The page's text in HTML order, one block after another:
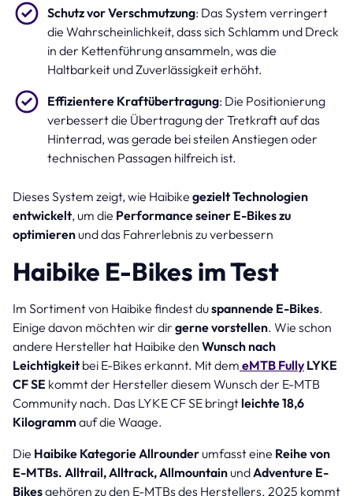
Schutz vor Verschmutzung: Das System verringert
die Wahrscheinlichkeit, dass sich Schlamm und Dreck
in der Kettenführung ansammeln, was die
Haltbarkeit und Zuverlässigkeit erhöht.
Effizientere Kraftübertragung: Die Positionierung
verbessert die Übertragung der Tretkraft auf das
Hinterrad, was gerade bei steilen Anstiegen oder
technischen Passagen hilfreich ist.
Dieses System zeigt, wie Haibike gezielt Technologien
entwickelt, um die Performance seiner E-Bikes zu
optimieren und das Fahrerlebnis zu verbessern
Haibike E-Bikes im Test
Im Sortiment von Haibike findest duspannende E-Bikes.
Einige davon möchten wir dir gerne vorstellen. Wie schon
andere Hersteller hat Haibike den Wunsch nach
Leichtigkeit bei E-Bikes erkannt. Mit dem eMTB Fully LYKE
CF SE kommt der Hersteller diesem Wunsch der E-MTB
Community nach. Das LYKE CF SE bringt leichte 18,6
Kilogrammauf die Waage.
Die Haibike Kategorie Allrounder umfasst eine Reihe von
E-MTBs. Alltrail, Alltrack, Allmountain undAdventure E-
Bikesgehören zu den E-MTBs des Herstellers. 2025 kommt